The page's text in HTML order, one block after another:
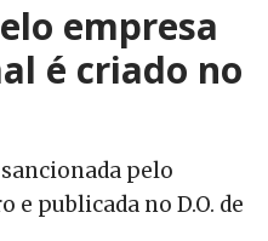
empresa
é criado no
pelo
e publicada no D.O. de